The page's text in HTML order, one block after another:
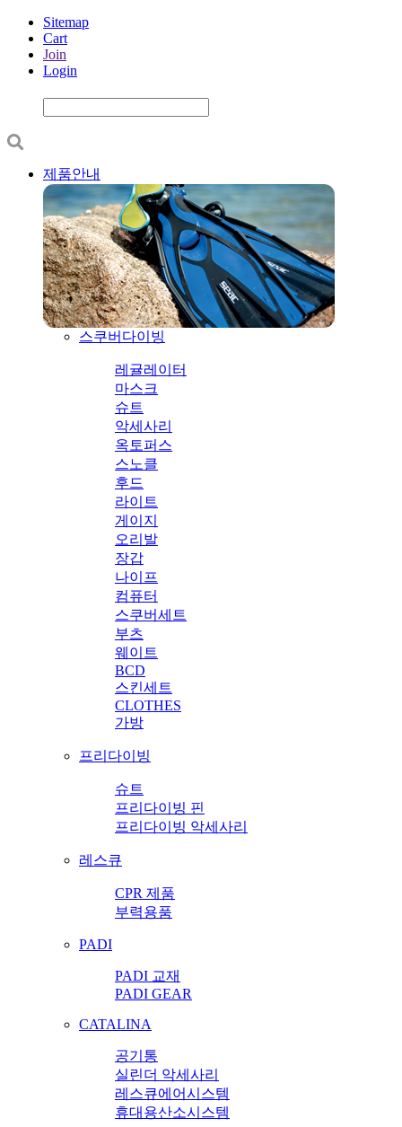
Sitemap
Cart
Join
Login
제품안내
스쿠버다이빙
레귤레이터
마스크
슈트
악세사리
옥토퍼스
스노클
후드
라이트
게이지
오리발
장갑
나이프
컴퓨터
스쿠버세트
부츠
웨이트
BCD
스킨세트
CLOTHES
가방
프리다이빙
슈트
프리다이빙 핀
프리다이빙 악세사리
레스큐
CPR 제품
부력용품
PADI
PADI 교재
PADI GEAR
CATALINA
공기통
실린더 악세사리
레스큐에어시스템
휴대용산소시스템